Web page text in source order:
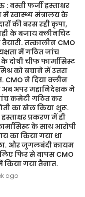
बस्ती फर्जी हस्ताक्षर
में स्वास्थ्य मंत्रालय के
की बरस रही कृपा,
के बजाय क्लीनचिट
तत्कालीन CMO
में गठित जांच
दोषी चीफ फार्मासिस्ट
को बचाने में उतरा
CMO ने दिया क्लीन
अब अपर महानिदेशक ने
कमेटी गठित कर
का खेल किया शुरू.
प्रकरण में ही
के साथ आरोपी
का किया गया था
और जुगलबंदी कायम
फिर से वापस CMO
किया गया तैनात.
ago